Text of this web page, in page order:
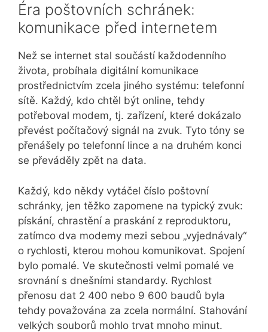
Éra poštovních schránek:
komunikace před internetem
Než se internet stal součástí každodenního
života, probíhala digitální komunikace
prostřednictvím zcela jiného systému: telefonní
sítě. Každý, kdo chtěl být online, tehdy
potřeboval modem, tj. zařízení, které dokázalo
převést počítačový signál na zvuk. Tyto tóny se
přenášely po telefonní lince a na druhém konci
se převáděly zpět na data.
Každý, kdo někdy vytáčel číslo poštovní
schránky, jen těžko zapomene na typický zvuk:
pískání, chrastění a praskání z reproduktoru,
zatímco dva modemy mezi sebou „vyjednávaly“
o rychlosti, kterou mohou komunikovat. Spojení
bylo pomalé. Ve skutečnosti velmi pomalé ve
srovnání s dnešními standardy. Rychlost
přenosu dat 2 400 nebo 9 600 baudů byla
tehdy považována za zcela normální. Stahování
velkých souborů mohlo trvat mnoho minut.